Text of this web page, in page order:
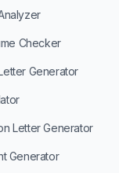
Checker
Generator
Letter Generator
Generator